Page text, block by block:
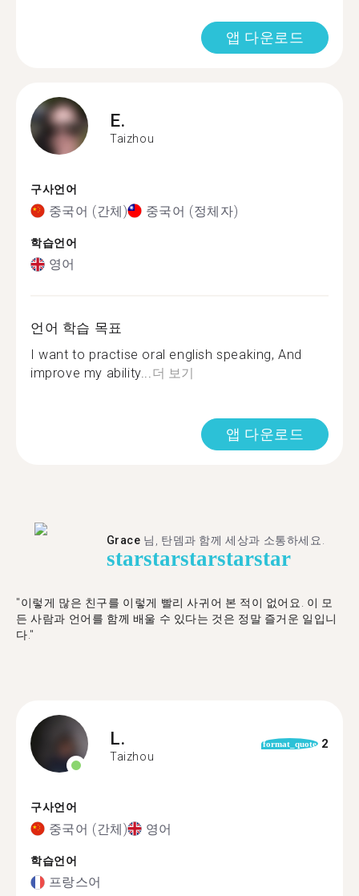
앱 다운로드
E.
Taizhou
구사언어
중국어 (간체) 중국어 (정체자)
학습언어
영어
언어 학습 목표
I want to practise oral english speaking, And
improve my ability...더 보기
앱 다운로드
Grace 님, 탄뎀과 함께 세상과 소통하세요.
starstarstarstarstar
"이렇게 많은 친구를 이렇게 빨리 사귀어 본 적이 없어요. 이 모
든 사람과 언어를 함께 배울 수 있다는 것은 정말 즐거운 일입니
다."
L.
Taizhou
format_quote 2
구사언어
중국어 (간체) 영어
학습언어
프랑스어